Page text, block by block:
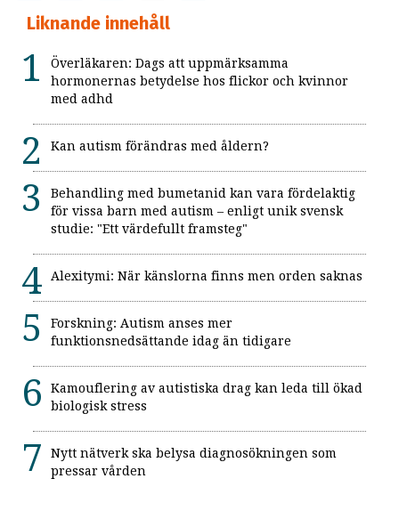
Liknande innehåll
Överläkaren: Dags att uppmärksamma
hormonernas betydelse hos flickor och kvinnor
med adhd
Kan autism förändras med åldern?
Behandling med bumetanid kan vara fördelaktig
för vissa barn med autism – enligt unik svensk
studie: "Ett värdefullt framsteg"
Alexitymi: När känslorna finns men orden saknas
Forskning: Autism anses mer
funktionsnedsättande idag än tidigare
Kamouflering av autistiska drag kan leda till ökad
biologisk stress
Nytt nätverk ska belysa diagnosökningen som
pressar vården